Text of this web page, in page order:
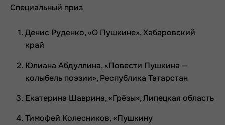
Специальный приз
Денис Руденко, «О Пушкине», Хабаровский
край
Юлиана Абдуллина, «Повести Пушкина —
колыбель поэзии», Республика Татарстан
Екатерина Шаврина, «Грёзы», Липецкая область
Тимофей Колесников, «Пушкину